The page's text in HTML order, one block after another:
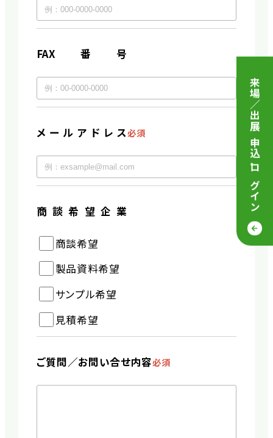
来場／出展 申込
・
ログイン
FAX番号
メールアドレス必須
商談希望企業
商談希望
製品資料希望
サンプル希望
見積希望
ご質問／お問い合せ内容必須